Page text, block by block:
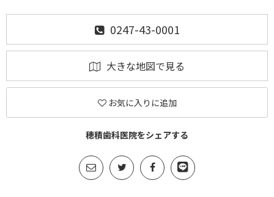
0247-43-0001
大きな地図で見る
お気に入りに追加
穂積歯科医院をシェアする